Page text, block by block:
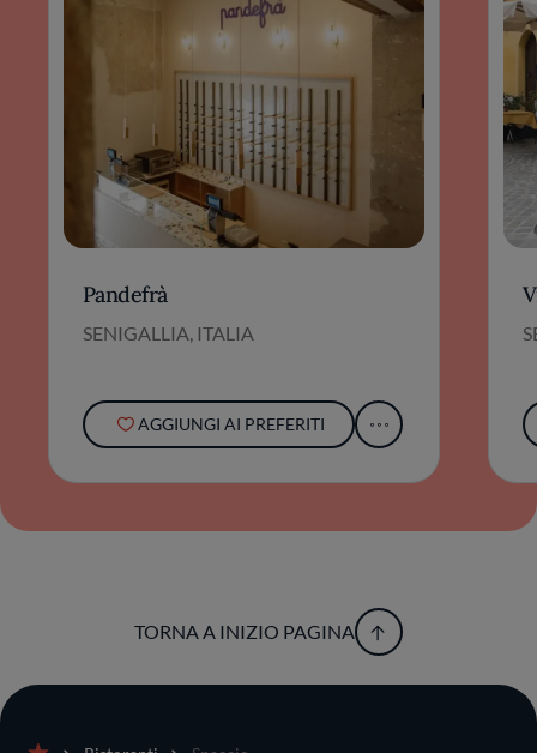
Pandefrà
SENIGALLIA, ITALIA
AGGIUNGI AI PREFERITI
TORNA A INIZIO PAGINA